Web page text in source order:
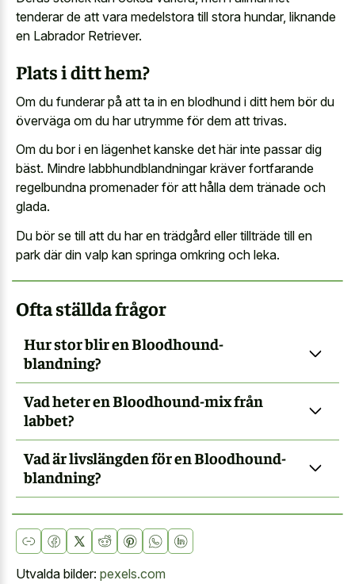
tenderar de att vara medelstora till stora hundar, liknande
en Labrador Retriever.
Plats i ditt hem?
Om du funderar på att ta in en blodhund i ditt hem bör du
överväga om du har utrymme för dem att trivas.
Om du bor i en lägenhet kanske det här inte passar dig
bäst. Mindre labbhundblandningar kräver fortfarande
regelbundna promenader för att hålla dem tränade och
glada.
Du bör se till att du har en trädgård eller tillträde till en
park där din valp kan springa omkring och leka.
Ofta ställda frågor
Hur stor blir en Bloodhound-
blandning?
Vad heter en Bloodhound-mix från
labbet?
Vad är livslängden för en Bloodhound-
blandning?
Utvalda bilder: pexels.com